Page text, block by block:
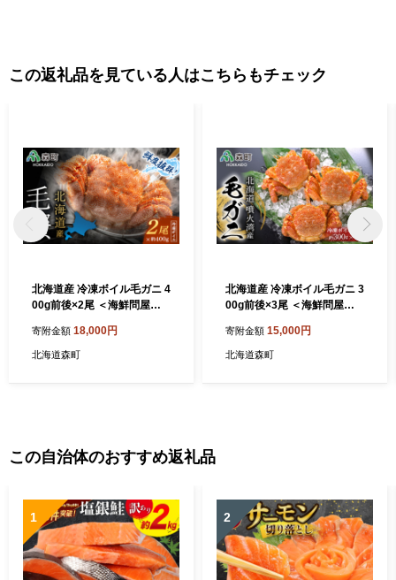
この返礼品を見ている人はこちらもチェック
北海道産 冷凍ボイル毛ガニ 4
00g前後×2尾 ＜海鮮問屋
蟹 ガニ がに 森町 ふるさと納
税 北海道 毛蟹 毛かに 毛ガニ
寄附金額 18,000円
北海道森町
北海道産 冷凍ボイル毛ガニ 3
00g前後×3尾 ＜海鮮問屋
蟹 ガニ がに 森町 ふるさと納
税 北海道 毛蟹 毛かに 毛ガニ
寄附金額 15,000円
北海道森町
この自治体のおすすめ返礼品
1 2